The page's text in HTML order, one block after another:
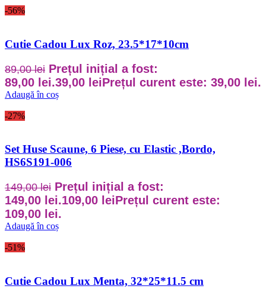
-56%
Cutie Cadou Lux Roz, 23.5*17*10cm
89,00lei Prețul inițial a fost:
89,00 lei.39,00 leiPrețul curent este: 39,00 lei.
Adaugă în coș
-27%
Set Huse Scaune, 6 Piese, cu Elastic ,Bordo,
HS6S191-006
149,00lei Prețul inițial a fost:
149,00 lei.109,00 leiPrețul curent este:
109,00 lei.
Adaugă în coș
-51%
Cutie Cadou Lux Menta, 32*25*11.5 cm